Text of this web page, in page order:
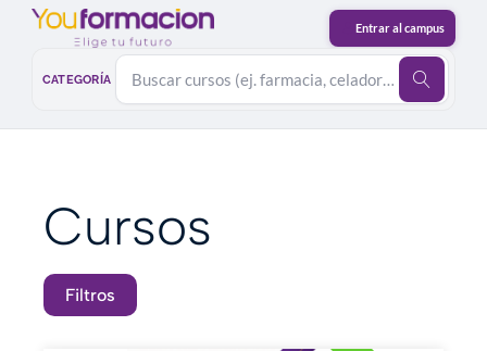
CATEGORÍA
Cursos
Filtros